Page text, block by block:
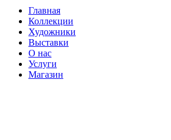
Главная
Коллекции
Художники
Выставки
О нас
Услуги
Магазин